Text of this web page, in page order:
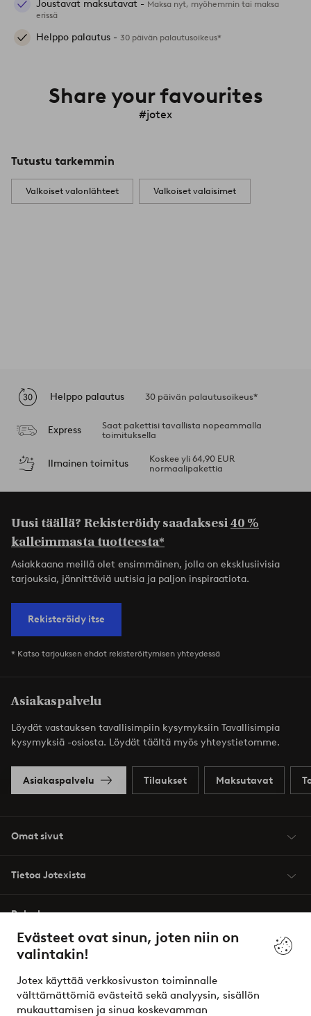
Evästeet ovat sinun, joten niin on
valintakin!
Jotex käyttää verkkosivuston toiminnalle
välttämättömiä evästeitä sekä analyysin, sisällön
mukauttamisen ja sinua koskevamman
Joustavat maksutavat - Maksa nyt, myöhemmin tai maksa
erissä
Helppo palautus - 30 päivän palautusoikeus*
Share your favourites
#jotex
Tutustu tarkemmin
Valkoiset valonlähteet Valkoiset valaisimet
Helppo palautus 30 päivän palautusoikeus*
Express
Saat pakettisi tavallista nopeammalla
toimituksella
Ilmainen toimitus
Koskee yli 64,90 EUR
normaalipakettia
Uusi täällä? Rekisteröidy saadaksesi40 %
kalleimmasta tuotteesta*
Asiakkaana meillä olet ensimmäinen, jolla on eksklusiivisia
tarjouksia, jännittäviä uutisia ja paljon inspiraatiota.
Rekisteröidy itse
* Katso tarjouksen ehdot rekisteröitymisen yhteydessä
Asiakaspalvelu
Löydät vastauksen tavallisimpiin kysymyksiin Tavallisimpia
kysymyksiä -osiosta. Löydät täältä myös yhteystietomme.
Asiakaspalvelu Tilaukset Maksutavat
Omat sivut
Tietoa Jotexista
Palvelumme
Ehdot
Ystävät